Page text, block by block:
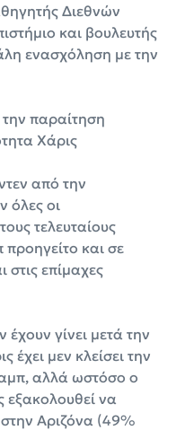
Διεθνών
και βουλευτής
ενασχόληση με την
παραίτηση
Χάρις
από την
όλες οι
τελευταίους
και σε
στις επίμαχες
γίνει μετά την
μεν κλείσει την
αλλά ωστόσο ο
εξακολουθεί να
Αριζόνα (49%